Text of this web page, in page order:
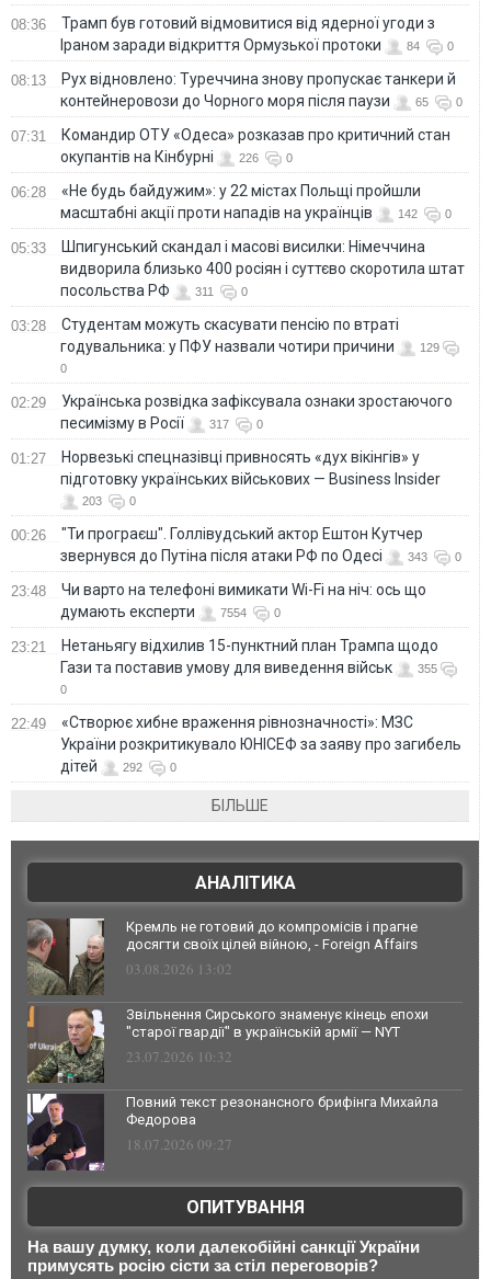
08:36
Трамп був готовий відмовитися від ядерної угоди з
Іраном заради відкриття Ормузької протоки
84 0
08:13
Рух відновлено: Туреччина знову пропускає танкери й
контейнеровози до Чорного моря після паузи
65 0
07:31
Командир ОТУ «Одеса» розказав про критичний стан
окупантів на Кінбурні
226 0
06:28
«Не будь байдужим»: у 22 містах Польщі пройшли
масштабні акції проти нападів на українців
142 0
05:33
Шпигунський скандал і масові висилки: Німеччина
видворила близько 400 росіян і суттєво скоротила штат
посольства РФ
311 0
03:28
Студентам можуть скасувати пенсію по втраті
годувальника: у ПФУ назвали чотири причини
129
0
02:29
Українська розвідка зафіксувала ознаки зростаючого
песимізму в Росії
317 0
01:27
Норвезькі спецназівці привносять «дух вікінгів» у
підготовку українських військових — Business Insider
203 0
00:26
"Ти програєш". Голлівудський актор Ештон Кутчер
звернувся до Путіна після атаки РФ по Одесі
343 0
23:48
Чи варто на телефонi вимикати Wi-Fi на ніч: ось що
думають експерти
7554 0
23:21
Нетаньягу відхилив 15-пунктний план Трампа щодо
Гази та поставив умову для виведення військ
355
0
22:49
«Створює хибне враження рівнозначності»: МЗС
України розкритикувало ЮНІСЕФ за заяву про загибель
дітей
292 0
БІЛЬШЕ
АНАЛІТИКА
Кремль не готовий до компромісів і прагне
досягти своїх цілей війною, - Foreign Affairs
03.08.2026 13:02
Звільнення Сирського знаменує кінець епохи
"старої гвардії" в українській армії — NYT
23.07.2026 10:32
Повний текст резонансного брифінга Михайла
Федорова
18.07.2026 09:27
ОПИТУВАННЯ
На вашу думку, коли далекобійні санкції України
примусять росію сісти за стіл переговорів?